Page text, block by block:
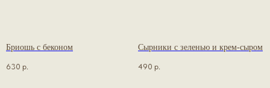
Бриошь с беконом
630 р.
Сырники с зеленью и крем-сыром
490 р.